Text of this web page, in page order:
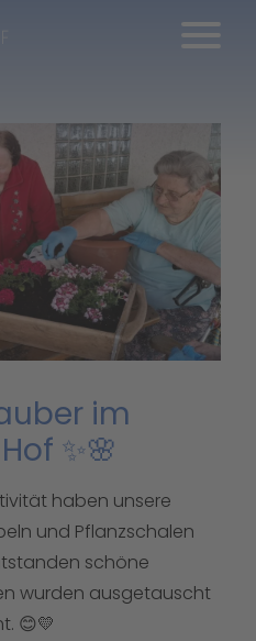
im
✨🌸
haben unsere
und Pflanzschalen
schöne
wurden ausgetauscht
😊💛